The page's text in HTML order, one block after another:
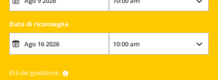
Data di riconsegna
Età del guidatore: